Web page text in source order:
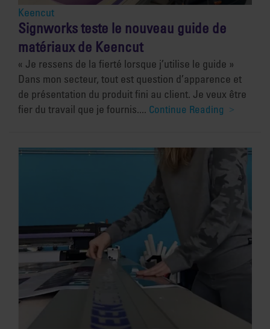
Keencut
Signworks teste le nouveau guide de
matériaux de Keencut
« Je ressens de la fierté lorsque j’utilise le guide »
Dans mon secteur, tout est question d’apparence et
de présentation du produit fini au client. Je veux être
fier du travail que je fournis.... Continue Reading